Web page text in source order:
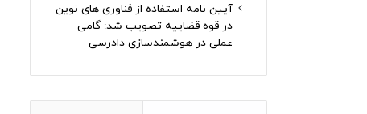
آیین نامه استفاده از فناوری های نوین
در قوه قضاییه تصویب شد: گامی
عملی در هوشمندسازی دادرسی